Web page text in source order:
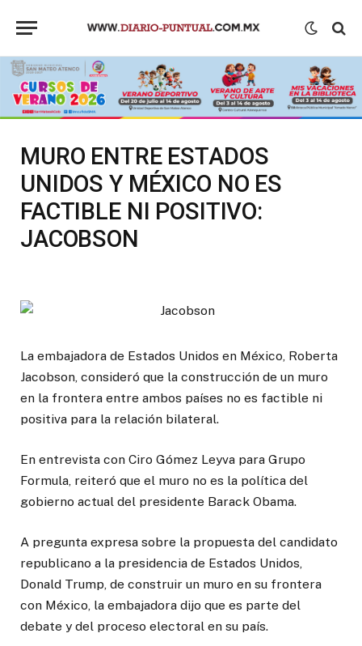
MURO ENTRE ESTADOS
UNIDOS Y MÉXICO NO ES
FACTIBLE NI POSITIVO:
JACOBSON
La embajadora de Estados Unidos en México, Roberta
Jacobson, consideró que la construcción de un muro
en la frontera entre ambos países no es factible ni
positiva para la relación bilateral.
En entrevista con Ciro Gómez Leyva para Grupo
Formula, reiteró que el muro no es la política del
gobierno actual del presidente Barack Obama.
A pregunta expresa sobre la propuesta del candidato
republicano a la presidencia de Estados Unidos,
Donald Trump, de construir un muro en su frontera
con México, la embajadora dijo que es parte del
debate y del proceso electoral en su país.